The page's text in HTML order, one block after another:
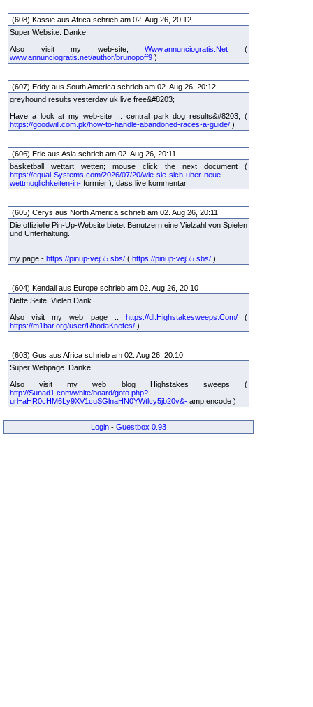
(608) Kassie aus Africa schrieb am 02. Aug 26, 20:12
Super Website. Danke.
Also visit my web-site;Www.annunciogratis.Net (
www.annunciogratis.net/author/brunopoff9 )
(607) Eddy aus South America schrieb am 02. Aug 26, 20:12
greyhound results yesterday uk live free&#8203;
Have a look at my web-site ... central park dog results&#8203; (
https://goodwill.com.pk/how-to-handle-abandoned-races-a-guide/ )
(606) Eric aus Asia schrieb am 02. Aug 26, 20:11
basketball wettart wetten; mouse click the next document (
https://equal-Systems.com/2026/07/20/wie-sie-sich-uber-neue-
wettmoglichkeiten-in- formier ), dass live kommentar
(605) Cerys aus North America schrieb am 02. Aug 26, 20:11
Die offizielle Pin-Up-Website bietet Benutzern eine Vielzahl von Spielen
und Unterhaltung.
my page - https://pinup-vej55.sbs/ ( https://pinup-vej55.sbs/ )
(604) Kendall aus Europe schrieb am 02. Aug 26, 20:10
Nette Seite. Vielen Dank.
Also visit my web page :: https://dl.Highstakesweeps.Com/(
https://m1bar.org/user/RhodaKnetes/ )
(603) Gus aus Africa schrieb am 02. Aug 26, 20:10
Super Webpage. Danke.
Also visit my web blog Highstakes sweeps (
http://Sunad1.com/white/board/goto.php?
url=aHR0cHM6Ly9XV1cuSGlnaHN0YWtlcy5jb20v&- amp;encode )
Login - Guestbox 0.93